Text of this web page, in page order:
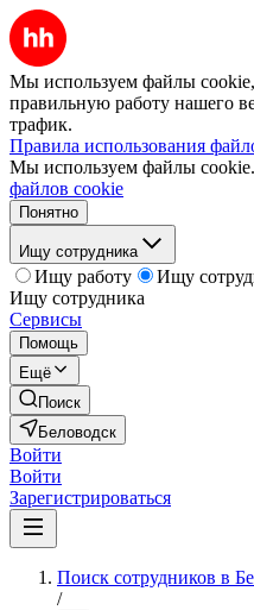
Мы используем файлы
правильную работу нашего
трафик.
Правила использования
Мы используем файлы cookie.
файлов cookie
Понятно
Ищу сотрудника
Ищу работу
Ищу
Ищу сотрудника
Сервисы
Помощь
Ещё
Поиск
Беловодск
Войти
Войти
Зарегистрироваться
Поиск сотрудников в
/